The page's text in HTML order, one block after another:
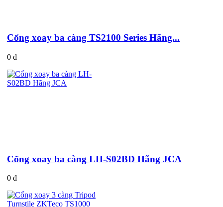
Cổng xoay ba càng TS2100 Series Hãng...
0 đ
Cổng xoay ba càng LH-S02BD Hãng JCA
0 đ